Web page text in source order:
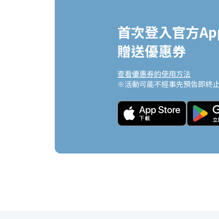
首次登入官方
贈送優惠券
查看優惠券的使用方法
※活動可能不經事先預告即終